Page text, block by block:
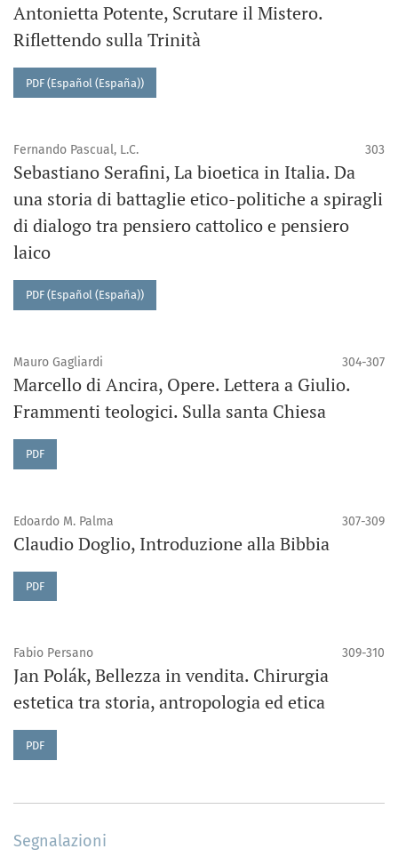
Antonietta Potente, Scrutare il Mistero.
Riflettendo sulla Trinità
PDF (Español (España))
Fernando Pascual, L.C. 303
Sebastiano Serafini, La bioetica in Italia. Da
una storia di battaglie etico-politiche a spiragli
di dialogo tra pensiero cattolico e pensiero
laico
PDF (Español (España))
Mauro Gagliardi 304-307
Marcello di Ancira, Opere. Lettera a Giulio.
Frammenti teologici. Sulla santa Chiesa
PDF
Edoardo M. Palma 307-309
Claudio Doglio, Introduzione alla Bibbia
PDF
Fabio Persano 309-310
Jan Polák, Bellezza in vendita. Chirurgia
estetica tra storia, antropologia ed etica
PDF
Segnalazioni